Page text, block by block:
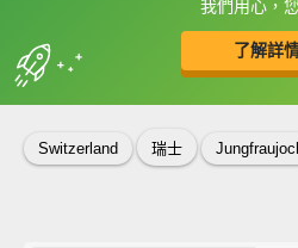
我們用心，
了解詳
收錄佳句
Switzerland 瑞士